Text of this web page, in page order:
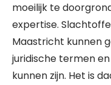
moeilijk te
expertise.
Maastricht kunnen
juridische termen
kunnen zijn. Het is